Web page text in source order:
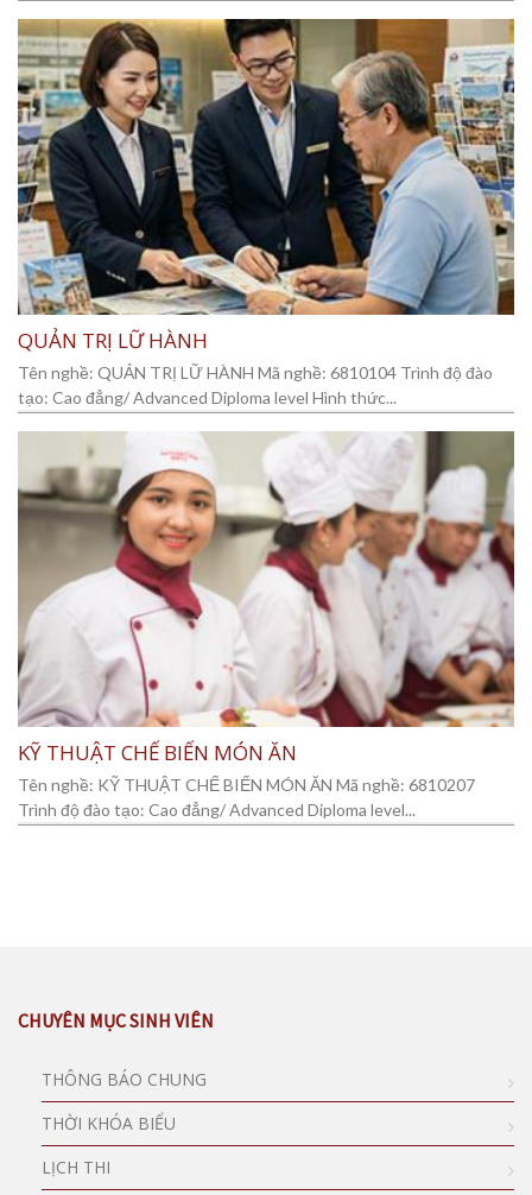
QUẢN TRỊ LỮ HÀNH
Tên nghề: QUẢN TRỊ LỮ HÀNH Mã nghề: 6810104 Trình độ đào
tạo: Cao đẳng/ Advanced Diploma level Hình thức...
KỸ THUẬT CHẾ BIẾN MÓN ĂN
Tên nghề: KỸ THUẬT CHẾ BIẾN MÓN ĂN Mã nghề: 6810207
Trình độ đào tạo: Cao đẳng/ Advanced Diploma level...
CHUYÊN MỤC SINH VIÊN
THÔNG BÁO CHUNG
THỜI KHÓA BIỂU
LỊCH THI